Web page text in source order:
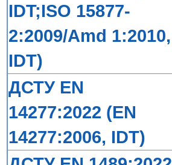
IDT;ISO 15877-
2:2009/Amd 1:2010,
IDT)
ДСТУ EN
14277:2022 (EN
14277:2006, IDT)